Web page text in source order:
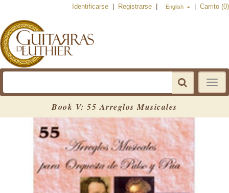
Identificarse Registrarse English Carrito (0)
Toggle
Book V: 55 Arreglos Musicales